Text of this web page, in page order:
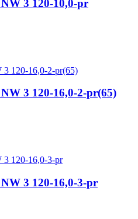
3 120-10,0-pr
3 120-16,0-2-pr(65)
3 120-16,0-3-pr